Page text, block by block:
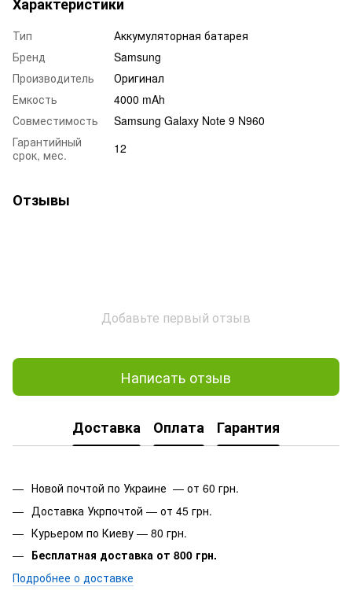
Тип
Аккумуляторная батарея
Бренд
Samsung
Производитель
Оригинал
Емкость
4000 mAh
Совместимость
Samsung Galaxy Note 9 N960
Гарантийный
срок, мес.
12
Отзывы
Добавьте первый отзыв
Написать отзыв
Доставка Оплата Гарантия
Новой почтой по Украине — от 60 грн.
Доставка Укрпочтой — от 45 грн.
Курьером по Киеву — 80 грн.
Бесплатная доставка от 800 грн.
Подробнее о доставке